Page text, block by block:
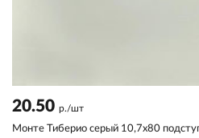
20.50 р./шт
Монте Тиберио серый 10,7x80